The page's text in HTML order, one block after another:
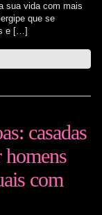
sua vida com mais
que se
e […]
casadas
homens
com